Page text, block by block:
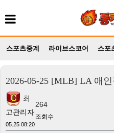
스포츠중계 라이브스코어 스포
2026-05-25 [MLB] LA 애
최
고관리자
05.25 08:20
264
조회수